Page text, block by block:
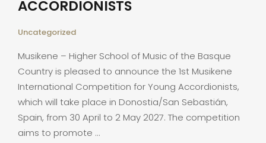
ACCORDIONISTS
Uncategorized
Musikene – Higher School of Music of the Basque
Country is pleased to announce the 1st Musikene
International Competition for Young Accordionists,
which will take place in Donostia/San Sebastián,
Spain, from 30 April to 2 May 2027. The competition
aims to promote